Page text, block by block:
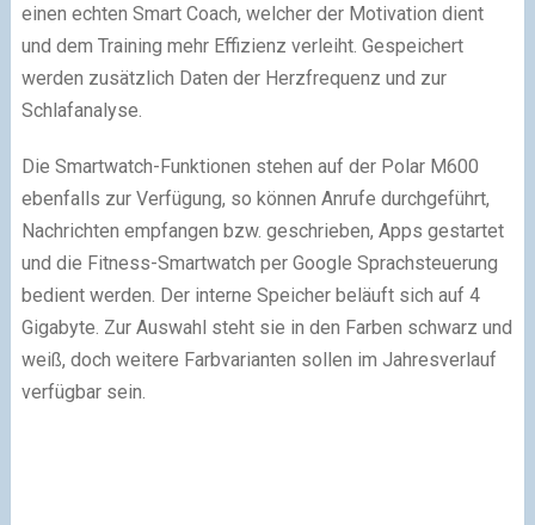
einen echten Smart Coach, welcher der Motivation dient
und dem Training mehr Effizienz verleiht. Gespeichert
werden zusätzlich Daten der Herzfrequenz und zur
Schlafanalyse.
Die Smartwatch-Funktionen stehen auf der Polar M600
ebenfalls zur Verfügung, so können Anrufe durchgeführt,
Nachrichten empfangen bzw. geschrieben, Apps gestartet
und die Fitness-Smartwatch per Google Sprachsteuerung
bedient werden. Der interne Speicher beläuft sich auf 4
Gigabyte. Zur Auswahl steht sie in den Farben schwarz und
weiß, doch weitere Farbvarianten sollen im Jahresverlauf
verfügbar sein.